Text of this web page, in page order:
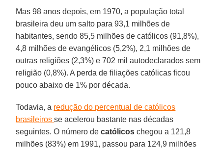
Mas 98 anos depois, em 1970, a população total
brasileira deu um salto para 93,1 milhões de
habitantes, sendo 85,5 milhões de católicos (91,8%),
4,8 milhões de evangélicos (5,2%), 2,1 milhões de
outras religiões (2,3%) e 702 mil autodeclarados sem
religião (0,8%). A perda de filiações católicas ficou
pouco abaixo de 1% por década.
Todavia, a redução do percentual de católicos
brasileirosse acelerou bastante nas décadas
seguintes. O número decatólicos chegou a 121,8
milhões (83%) em 1991, passou para 124,9 milhões